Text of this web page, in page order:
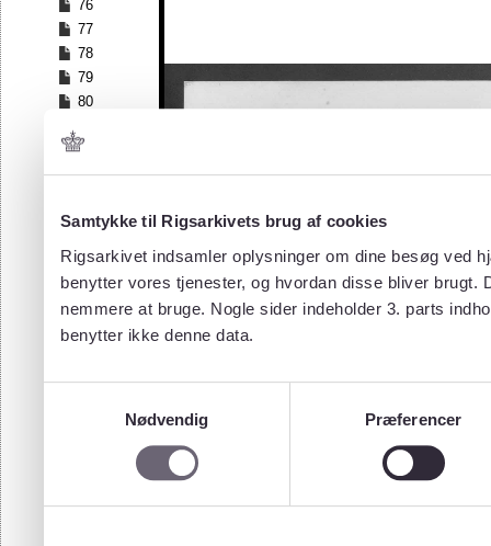
Samtykke til Rigsarkivets brug af cookies
Rigsarkivet indsamler oplysninger om dine besøg ved
benytter vores tjenester, og hvordan disse bliver
nemmere at bruge. Nogle sider indeholder 3. parts
benytter ikke denne data.
Nødvendig
Præferencer
76
77
78
79
80
82
83
85
87
88
89
90
97